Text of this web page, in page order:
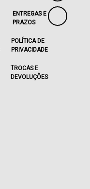
ENTREGAS E
PRAZOS
POLÍTICA DE
PRIVACIDADE
TROCAS E
DEVOLUÇÕES